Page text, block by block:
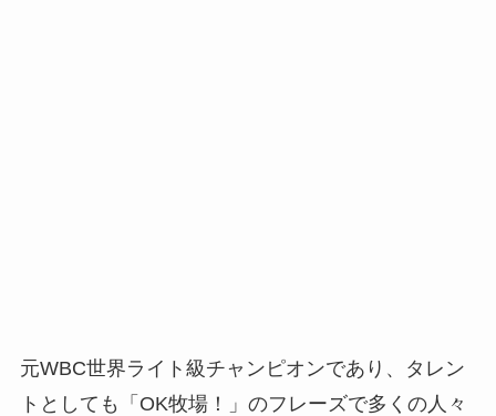
元WBC世界ライト級チャンピオンであり、タレン
トとしても「OK牧場！」のフレーズで多くの人々